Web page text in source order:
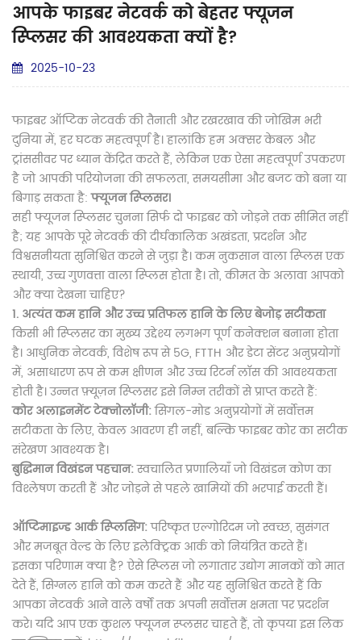
आपके फाइबर नेटवर्क को बेहतर फ्यूजन
स्प्लिसर की आवश्यकता क्यों है?
2025-10-23
फाइबर ऑप्टिक नेटवर्क की तैनाती और रखरखाव की जोखिम भरी
दुनिया में, हर घटक महत्वपूर्ण है। हालांकि हम अक्सर केबल और
ट्रांससीवर पर ध्यान केंद्रित करते हैं, लेकिन एक ऐसा महत्वपूर्ण उपकरण
है जो आपकी परियोजना की सफलता, समयसीमा और बजट को बना या
बिगाड़ सकता है:फ्यूजन स्प्लिसर।
सही फ्यूजन स्प्लिसर चुनना सिर्फ दो फाइबर को जोड़ने तक सीमित नहीं
है; यह आपके पूरे नेटवर्क की दीर्घकालिक अखंडता, प्रदर्शन और
विश्वसनीयता सुनिश्चित करने से जुड़ा है। कम नुकसान वाला स्प्लिस एक
स्थायी, उच्च गुणवत्ता वाला स्प्लिस होता है। तो, कीमत के अलावा आपको
और क्या देखना चाहिए?
1. अत्यंत कम हानि और उच्च प्रतिफल हानि के लिए बेजोड़ सटीकता
किसी भी स्प्लिसर का मुख्य उद्देश्य लगभग पूर्ण कनेक्शन बनाना होता
है। आधुनिक नेटवर्क, विशेष रूप से 5G, FTTH और डेटा सेंटर अनुप्रयोगों
में, असाधारण रूप से कम क्षीणन और उच्च रिटर्न लॉस की आवश्यकता
होती है। उन्नत फ़्यूज़न स्प्लिसर इसे निम्न तरीकों से प्राप्त करते हैं:
कोर अलाइनमेंट टेक्नोलॉजी:सिंगल-मोड अनुप्रयोगों में सर्वोत्तम
सटीकता के लिए, केवल आवरण ही नहीं, बल्कि फाइबर कोर का सटीक
संरेखण आवश्यक है।
बुद्धिमान विखंडन पहचान:स्वचालित प्रणालियाँ जो विखंडन कोण का
विश्लेषण करती हैं और जोड़ने से पहले खामियों की भरपाई करती हैं।
ऑप्टिमाइज्ड आर्क स्प्लिसिंग:परिष्कृत एल्गोरिदम जो स्वच्छ, सुसंगत
और मजबूत वेल्ड के लिए इलेक्ट्रिक आर्क को नियंत्रित करते हैं।
इसका परिणाम क्या है? ऐसे स्प्लिस जो लगातार उद्योग मानकों को मात
देते हैं, सिग्नल हानि को कम करते हैं और यह सुनिश्चित करते हैं कि
आपका नेटवर्क आने वाले वर्षों तक अपनी सर्वोत्तम क्षमता पर प्रदर्शन
करे।यदि आप एक कुशल फ्यूजन स्प्लसर चाहते हैं, तो कृपया इस लिंक